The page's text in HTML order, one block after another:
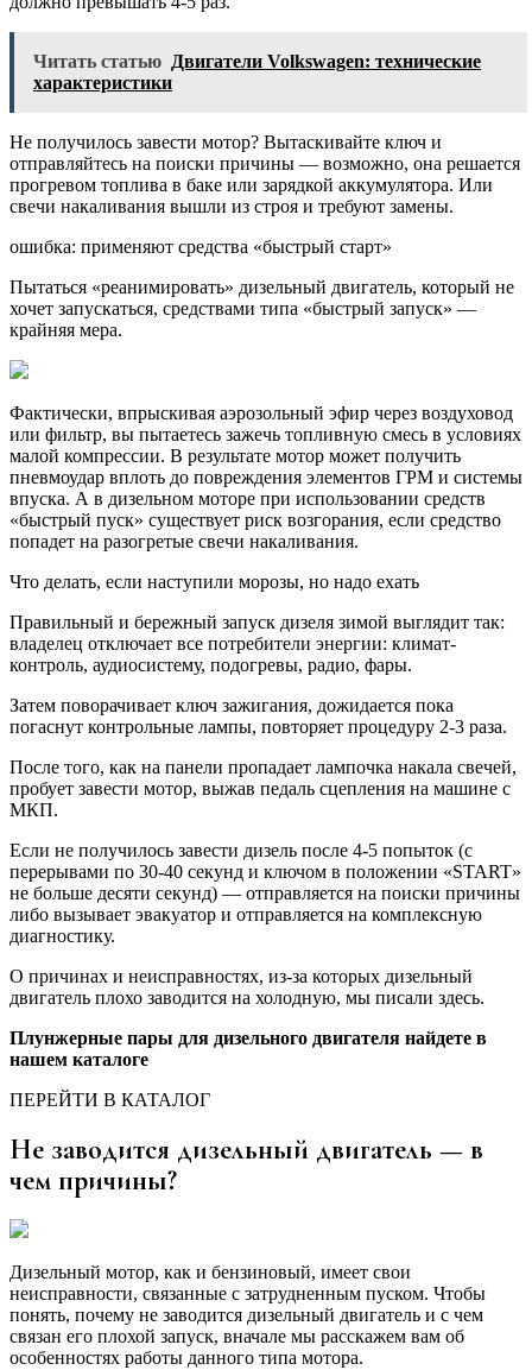
Читать статью Двигатели Volkswagen: технические
характеристики
Не получилось завести мотор? Вытаскивайте ключ и
отправляйтесь на поиски причины — возможно, она решается
прогревом топлива в баке или зарядкой аккумулятора. Или
свечи накаливания вышли из строя и требуют замены.
ошибка: применяют средства «быстрый старт»
Пытаться «реанимировать» дизельный двигатель, который не
хочет запускаться, средствами типа «быстрый запуск» —
крайняя мера.
Фактически, впрыскивая аэрозольный эфир через воздуховод
или фильтр, вы пытаетесь зажечь топливную смесь в условиях
малой компрессии. В результате мотор может получить
пневмоудар вплоть до повреждения элементов ГРМ и системы
впуска. А в дизельном моторе при использовании средств
«быстрый пуск» существует риск возгорания, если средство
попадет на разогретые свечи накаливания.
Что делать, если наступили морозы, но надо ехать
Правильный и бережный запуск дизеля зимой выглядит так:
владелец отключает все потребители энергии: климат-
контроль, аудиосистему, подогревы, радио, фары.
Затем поворачивает ключ зажигания, дожидается пока
погаснут контрольные лампы, повторяет процедуру 2-3 раза.
После того, как на панели пропадает лампочка накала свечей,
пробует завести мотор, выжав педаль сцепления на машине с
МКП.
Если не получилось завести дизель после 4-5 попыток (с
перерывами по 30-40 секунд и ключом в положении «START»
не больше десяти секунд) — отправляется на поиски причины
либо вызывает эвакуатор и отправляется на комплексную
диагностику.
О причинах и неисправностях, из-за которых дизельный
двигатель плохо заводится на холодную, мы писали здесь.
Плунжерные пары для дизельного двигателя найдете в
нашем каталоге
ПЕРЕЙТИ В КАТАЛОГ
Не заводится дизельный двигатель — в
чем причины?
Дизельный мотор, как и бензиновый, имеет свои
неисправности, связанные с затрудненным пуском. Чтобы
понять, почему не заводится дизельный двигатель и с чем
связан его плохой запуск, вначале мы расскажем вам об
особенностях работы данного типа мотора.